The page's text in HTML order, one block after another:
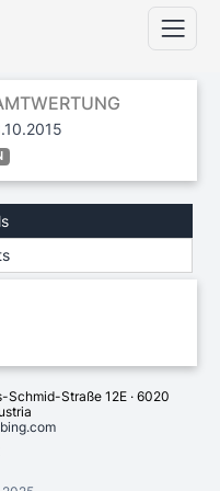
Schmid-Straße 12E · 6020